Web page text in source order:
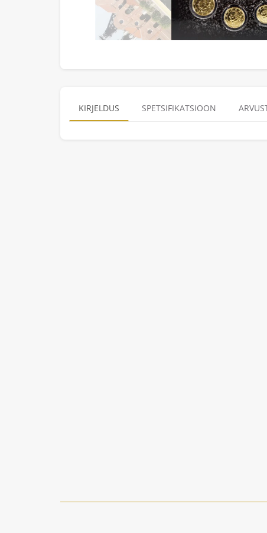
KIRJELDUS SPETSIFIKATSIOON